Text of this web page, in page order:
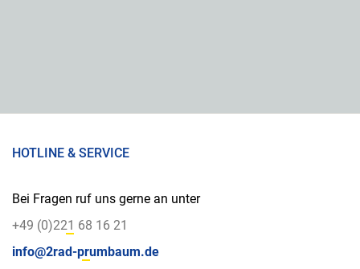
HOTLINE & SERVICE
Bei Fragen ruf uns gerne an unter
+49 (0)221 68 16 21
info@2rad-prumbaum.de